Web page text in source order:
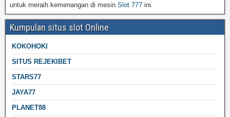
untuk meraih kemenangan di mesin Slot 777 ini.
Kumpulan situs slot Online
KOKOHOKI
SITUS REJEKIBET
STARS77
JAYA77
PLANET88